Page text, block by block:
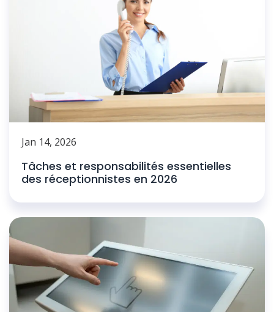
Jan 14, 2026
Tâches et responsabilités essentielles
des réceptionnistes en 2026